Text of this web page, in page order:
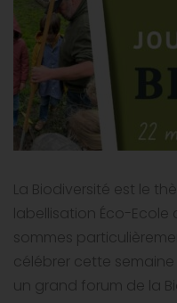
La Biodiversité est le
labellisation Éco-Ecole
sommes
célébrer cette
un grand forum de la